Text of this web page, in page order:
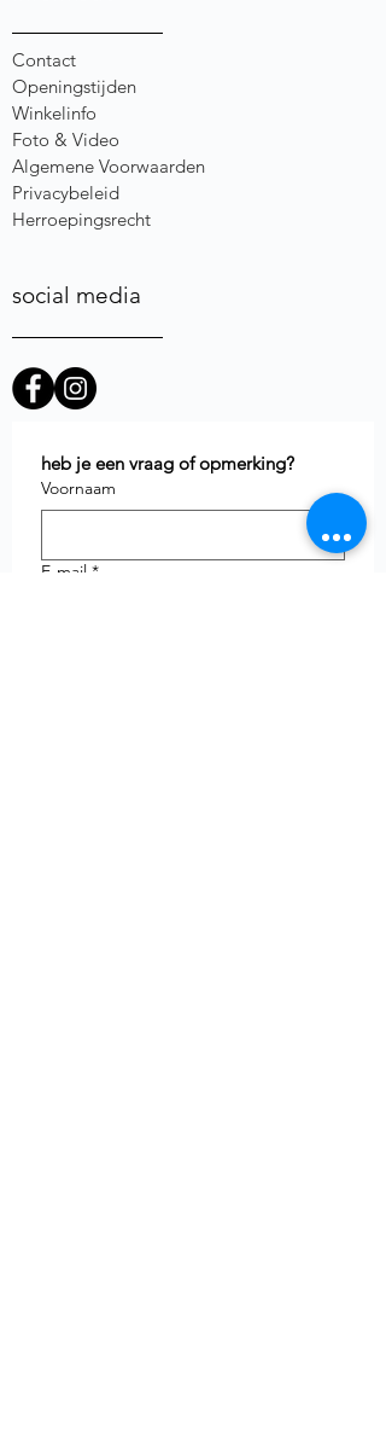
Contact
Openingstijden
Winkelinfo
Foto & Video
Algemene Voorwaarden
Privacybeleid
Herroepingsrecht
social media
heb je een vraag of opmerking?
Voornaam
E-mail *